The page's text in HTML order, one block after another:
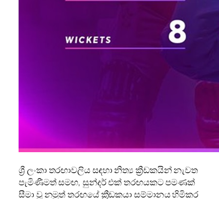
ශ්‍රී ලංකා තරඟාවලිය සඳහා නිත්‍ය ක්‍රීඩකයින් නැවත
පැමිණීමත් සමඟ, සුන්දර් එක් තරඟයකට පමණක්
සීමා වූ නමුත් තරඟයේ ක්‍රීඩකයා සම්මානය හිමිකර